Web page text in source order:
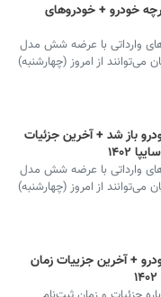
خودرو + خودروهای
وارداتی با عرضه شش مدل
از امروز (چهارشنبه)
باز شد + آخرین جزئیات
۱۴۰۲
وارداتی با عرضه شش مدل
از امروز (چهارشنبه)
+ آخرین جزییات زمان